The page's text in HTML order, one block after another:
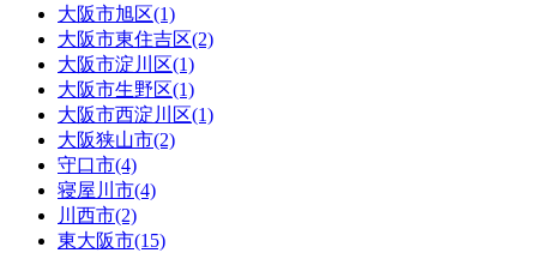
大阪市旭区(1)
大阪市東住吉区(2)
大阪市淀川区(1)
大阪市生野区(1)
大阪市西淀川区(1)
大阪狭山市(2)
守口市(4)
寝屋川市(4)
川西市(2)
東大阪市(15)